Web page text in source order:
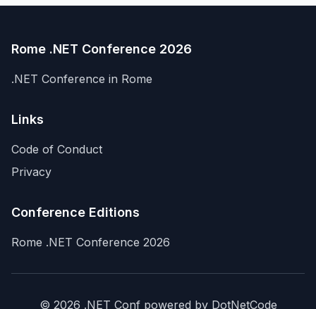
Rome .NET Conference 2026
.NET Conference in Rome
Links
Code of Conduct
Privacy
Conference Editions
Rome .NET Conference 2026
© 2026 .NET Conf powered by DotNetCode